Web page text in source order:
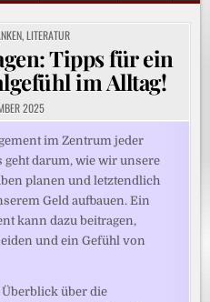
,LITERATUR
Tipps für ein
im Alltag!
2025
im Zentrum jeder
darum, wie wir unsere
planen und letztendlich
Geld aufbauen. Ein
kann dazu beitragen,
und ein Gefühl von
über die